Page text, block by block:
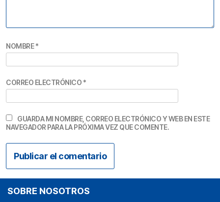
NOMBRE*
CORREO ELECTRÓNICO *
GUARDA MI NOMBRE, CORREO ELECTRÓNICO Y WEB EN ESTE
NAVEGADOR PARA LA PRÓXIMA VEZ QUE COMENTE.
SOBRE NOSOTROS